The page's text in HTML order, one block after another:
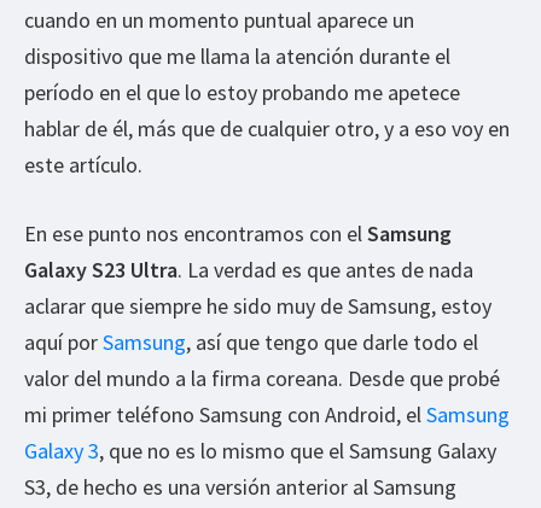
cuando en un momento puntual aparece un
dispositivo que me llama la atención durante el
período en el que lo estoy probando me apetece
hablar de él, más que de cualquier otro, y a eso voy en
este artículo.
En ese punto nos encontramos con elSamsung
Galaxy S23 Ultra. La verdad es que antes de nada
aclarar que siempre he sido muy de Samsung, estoy
aquí porSamsung, así que tengo que darle todo el
valor del mundo a la firma coreana. Desde que probé
mi primer teléfono Samsung con Android, elSamsung
Galaxy 3, que no es lo mismo que el Samsung Galaxy
S3, de hecho es una versión anterior al Samsung